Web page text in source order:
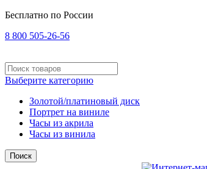
Бесплатно по России
8 800 505-26-56
Выберите категорию
Золотой/платиновый диск
Портрет на виниле
Часы из акрила
Часы из винила
Поиск